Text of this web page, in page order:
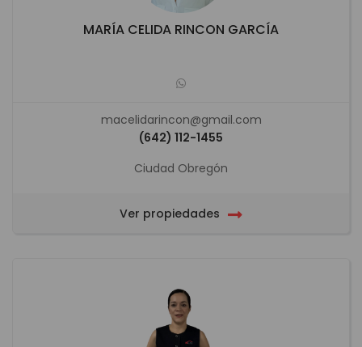
MARÍA CELIDA RINCON GARCÍA
macelidarincon@gmail.com
(642) 112-1455
Ciudad Obregón
Ver propiedades